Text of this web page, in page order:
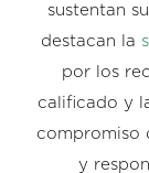
sustentan
destacan la
por los
calificado y
compromiso
y